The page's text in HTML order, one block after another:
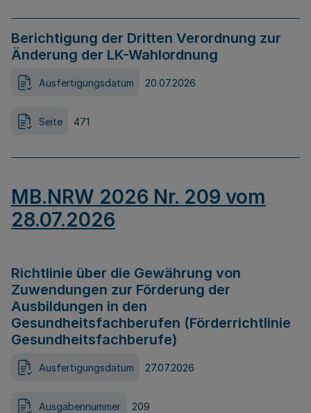
Berichtigung der Dritten Verordnung zur
Änderung der LK-Wahlordnung
Ausfertigungsdatum 20.07.2026
Seite 471
MB.NRW 2026 Nr. 209 vom
28.07.2026
Richtlinie über die Gewährung von
Zuwendungen zur Förderung der
Ausbildungen in den
Gesundheitsfachberufen (Förderrichtlinie
Gesundheitsfachberufe)
Ausfertigungsdatum 27.07.2026
Ausgabennummer 209